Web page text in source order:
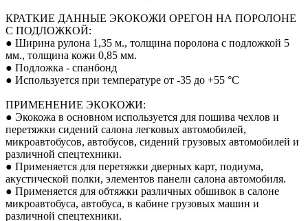
КРАТКИЕ ДАННЫЕ ЭКОКОЖИ ОРЕГОН НА ПОРОЛОНЕ
С ПОДЛОЖКОЙ:
● Ширина рулона 1,35 м., толщина поролона с подложкой 5
мм., толщина кожи 0,85 мм.
● Подложка - спанбонд
● Используется при температуре от -35 до +55 °С
ПРИМЕНЕНИЕ ЭКОКОЖИ:
● Экокожа в основном используется для пошива чехлов и
перетяжки сидений салона легковых автомобилей,
микроавтобусов, автобусов, сидений грузовых автомобилей и
различной спецтехники.
● Применяется для перетяжки дверных карт, подиума,
акустической полки, элементов панели салона автомобиля.
● Применяется для обтяжки различных обшивок в салоне
микроавтобуса, автобуса, в кабине грузовых машин и
различной спецтехники.